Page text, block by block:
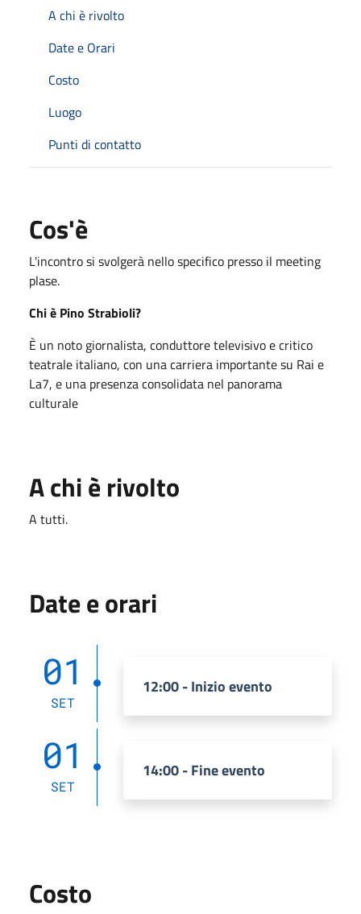
A chi è rivolto
Date e Orari
Costo
Luogo
Punti di contatto
Cos'è
L'incontro si svolgerà nello specifico presso il meeting
plase.
Chi è Pino Strabioli?
È un noto giornalista, conduttore televisivo e critico
teatrale italiano, con una carriera importante su Rai e
La7, e una presenza consolidata nel panorama
culturale
A chi è rivolto
A tutti.
Date e orari
01
SET
12:00 - Inizio evento
01
SET
14:00 - Fine evento
Costo